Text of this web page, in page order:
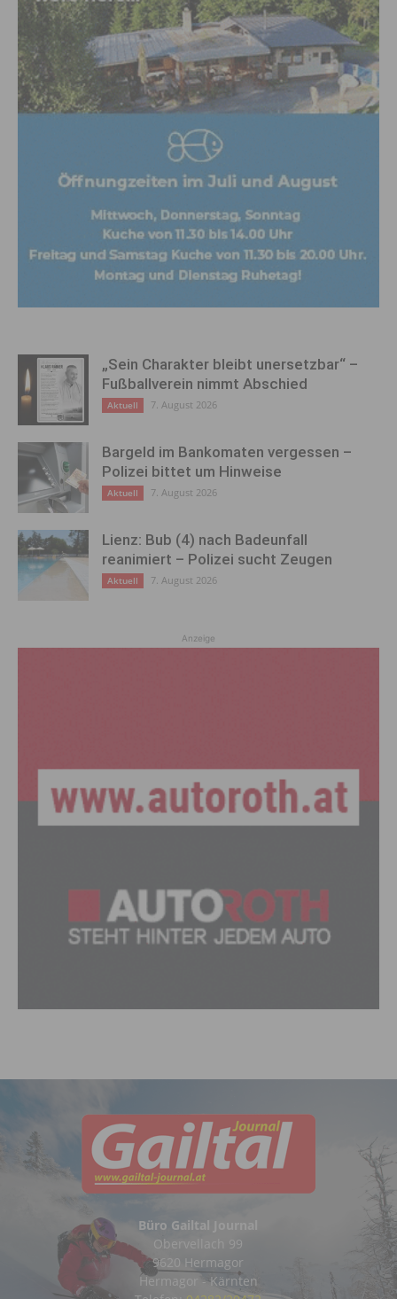
„Sein Charakter bleibt unersetzbar“ –
Fußballverein nimmt Abschied
Aktuell 7. August 2026
Bargeld im Bankomaten vergessen –
Polizei bittet um Hinweise
Aktuell 7. August 2026
Lienz: Bub (4) nach Badeunfall
reanimiert – Polizei sucht Zeugen
Aktuell 7. August 2026
Anzeige
Büro Gailtal Journal
Obervellach 99
9620 Hermagor
Hermagor - Kärnten